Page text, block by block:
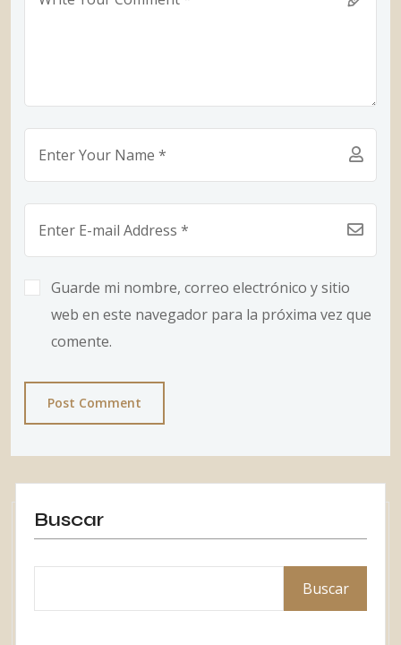
Guarde mi nombre, correo electrónico y sitio
web en este navegador para la próxima vez que
comente.
Post Comment
Buscar
Buscar